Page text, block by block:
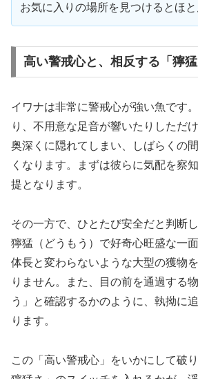
お気に入りの場所を見つけるとほ
高い警戒心と、相反する「獰猛
イワナは非常に警戒心が強い魚です
り、不用意な足音が響いたりしただ
奥深くに隠れてしまい、しばらくの
くなります。まずは彼らに気配を察
提となります。
その一方で、ひとたび安全だと判断
獰猛（どうもう）で好奇心旺盛な一
体長と変わらないような大型の獲物
りません。また、目の前を通過する
う」と確認するかのように、執拗に
ります。
この「高い警戒心」をいかにして破